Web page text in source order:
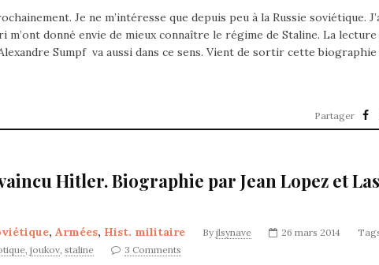
Je ne m’intéresse que depuis peu à la Russie soviétique.
donné envie de mieux connaître le régime de Staline. La
Sumpf va aussi dans ce sens. Vient de sortir cette biographie
Partager
Hitler. Biographie par Jean Lopez et
, Armées, Hist. militaire By jlsynave 26 mars 2014
, joukov, staline 3 Comments